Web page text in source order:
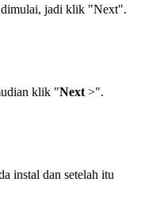
dimulai, jadi klik "Next".
klik "Next >".
instal dan setelah itu